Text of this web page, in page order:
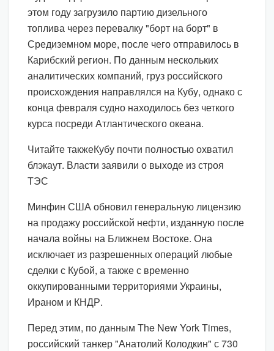
этом году загрузило партию дизельного
топлива через перевалку "борт на борт" в
Средиземном море, после чего отправилось в
Карибский регион. По данным нескольких
аналитических компаний, груз российского
происхождения направлялся на Кубу, однако с
конца февраля судно находилось без четкого
курса посреди Атлантического океана.
Читайте такжеКубу почти полностью охватил
блэкаут. Власти заявили о выходе из строя
ТЭС
Минфин США обновил генеральную лицензию
на продажу российской нефти, изданную после
начала войны на Ближнем Востоке. Она
исключает из разрешенных операций любые
сделки с Кубой, а также с временно
оккупированными территориями Украины,
Ираном и КНДР.
Перед этим, по данным The New York Times,
российский танкер "Анатолий Колодкин" с 730